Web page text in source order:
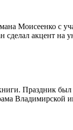
Моисеенко с
акцент на
Праздник
Владимирской